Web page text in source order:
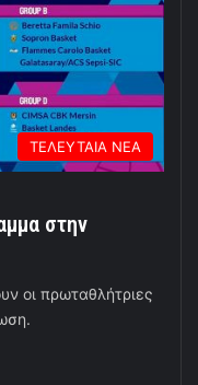
ΤΕΛΕΥΤΑΙΑ ΝΕΑ
στην
οι πρωταθλήτριες